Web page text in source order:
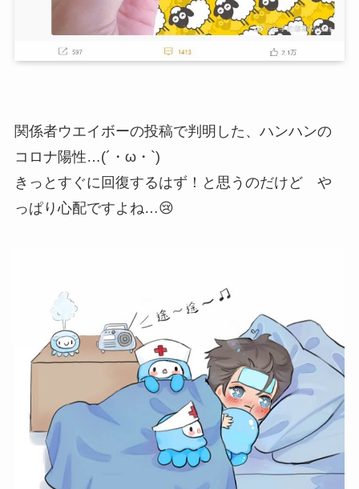
関係者ウエイボーの投稿で判明した、ハンハンの
コロナ陽性…(´・ω・`)
きっとすぐに回復するはず！と思うのだけど や
っぱり心配ですよね…😢